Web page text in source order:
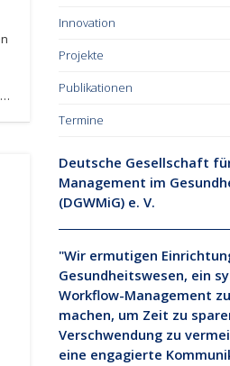
Innovation
Projekte
Publikationen
Termine
Deutsche Gesellschaft
Management im
(DGWMiG) e. V.
"Wir ermutigen
Gesundheitswesen, ein
Workflow-Management
machen, um Zeit zu
Verschwendung zu
eine engagierte